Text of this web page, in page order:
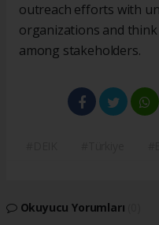
outreach efforts with
organizations and
among stakeholders.
Okuyucu Yorumları